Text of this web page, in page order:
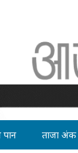
ताजा